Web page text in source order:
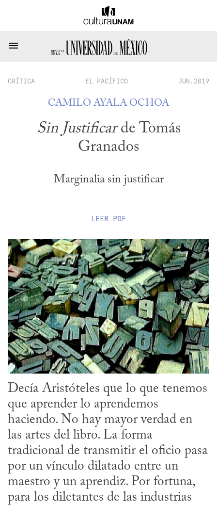
CRÍTICA EL PACÍFICO JUN.2019
CAMILO AYALA OCHOA
Sin Justificarde Tomás
Granados
Marginalia sin justificar
LEER PDF
Decía Aristóteles que lo que tenemos
que aprender lo aprendemos
haciendo. No hay mayor verdad en
las artes del libro. La forma
tradicional de transmitir el oficio pasa
por un vínculo dilatado entre un
maestro y un aprendiz. Por fortuna,
para los diletantes de las industrias